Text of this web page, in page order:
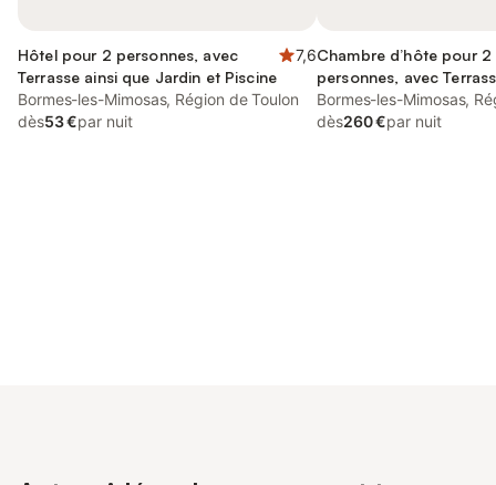
Hôtel pour 2 personnes, avec
Terrasse ainsi que Jardin et Piscine
7,6
Bormes-les-Mimosas, Région de Toulon
dès53 €par nuit
Chambre d’hôte pour 2
personnes, avec
Jardin ainsi que Piscine
Bormes-les-Mimosas,
dès260 €par nuit